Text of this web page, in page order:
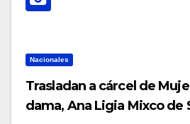
Nacionales
Trasladan a cárcel de
dama, Ana Ligia Mixco de